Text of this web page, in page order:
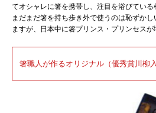
てオシャレに箸を携帯し、注目を浴びている
まだまだ箸を持ち歩き外で使うのは恥ずか
ますが、日本中に箸プリンス・プリンセスが
箸職人が作るオリジナル（優秀賞川柳